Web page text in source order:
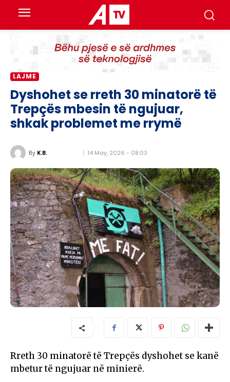
LAJME
Dyshohet se rreth 30 minatorë të
Trepçës mbesin të ngujuar,
shkak problemet me rrymë
By K.B. 14 May, 2026 - 08:03
Rreth 30 minatorë të Trepçës dyshohet se kanë
mbetur të ngujuar në minierë.